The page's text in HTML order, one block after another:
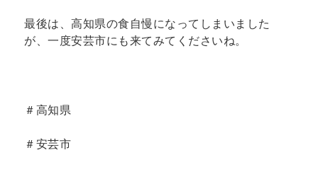
最後は、高知県の食自慢になってしまいました
が、一度安芸市にも来てみてくださいね。
＃高知県
＃安芸市